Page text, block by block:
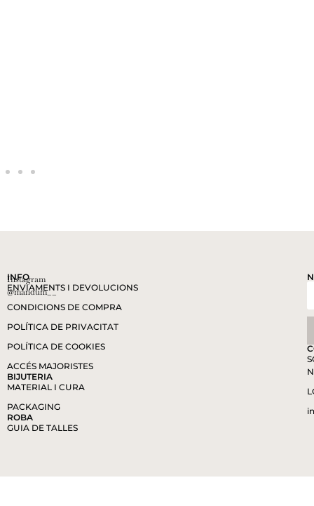
Instagram
@mandum__
INFO
ENVIAMENTS I DEVOLUCIONS
CONDICIONS DE COMPRA
POLÍTICA DE PRIVACITAT
POLÍTICA DE COOKIES
ACCÉS MAJORISTES
BIJUTERIA
MATERIAL I CURA
PACKAGING
ROBA
GUIA DE TALLES